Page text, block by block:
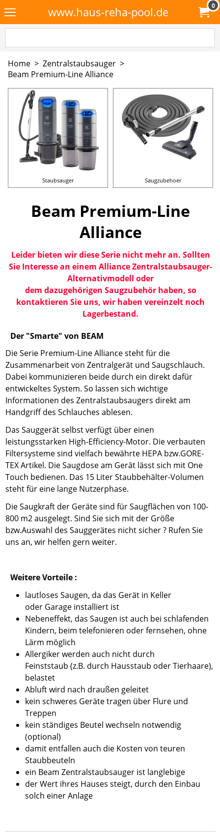
www.haus-reha-pool.de 0
Home > Zentralstaubsauger >
Beam Premium-Line Alliance
Staubsauger Saugzubehoer
Beam Premium-Line
Alliance
Leider bieten wir diese Serie nicht mehr an. Sollten
Sie Interesse an einem Alliance Zentralstaubsauger-
Alternativmodell oder
dem dazugehörigen Saugzubehör haben, so
kontaktieren Sie uns, wir haben vereinzelt noch
Lagerbestand.
Der "Smarte" von BEAM
Die Serie Premium-Line Alliance steht für die
Zusammenarbeit von Zentralgerät und Saugschlauch.
Dabei kommunizieren beide durch ein direkt dafür
entwickeltes System. So lassen sich wichtige
Informationen des Zentralstaubsaugers direkt am
Handgriff des Schlauches ablesen.
Das Sauggerät selbst verfügt über einen
leistungsstarken High-Efficiency-Motor. Die verbauten
Filtersysteme sind vielfach bewährte HEPA bzw.GORE-
TEX Artikel. Die Saugdose am Gerät lässt sich mit One
Touch bedienen. Das 15 Liter Staubbehälter-Volumen
steht für eine lange Nutzerphase.
Die Saugkraft der Geräte sind für Saugflächen von 100-
800 m2 ausgelegt. Sind Sie sich mit der Größe
bzw.Auswahl des Sauggerätes nicht sicher ? Rufen Sie
uns an, wir helfen gern weiter.
Weitere Vorteile :
lautloses Saugen, da das Gerät in Keller
oder Garage installiert ist
Nebeneffekt, das Saugen ist auch bei schlafenden
Kindern, beim telefonieren oder fernsehen, ohne
Lärm möglich
Allergiker werden auch nicht durch
Feinststaub (z.B. durch Hausstaub oder Tierhaare),
belastet
Abluft wird nach draußen geleitet
kein schweres Geräte tragen über Flure und
Treppen
kein ständiges Beutel wechseln notwendig
(optional)
damit entfallen auch die Kosten von teuren
Staubbeuteln
ein Beam Zentralstaubsauger ist langlebige
der Wert ihres Hauses steigt, durch den Einbau
solch einer Anlage